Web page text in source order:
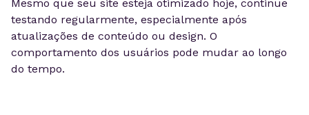
Mesmo que seu site esteja otimizado hoje, continue
testando regularmente, especialmente após
atualizações de conteúdo ou design. O
comportamento dos usuários pode mudar ao longo
do tempo.